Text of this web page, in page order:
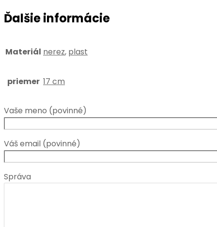
Ďalšie informácie
Materiál nerez, plast
priemer 17 cm
Vaše meno (povinné)
Váš email (povinné)
Správa